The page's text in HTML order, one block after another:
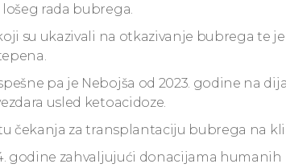
rada bubrega.
su ukazivali na otkazivanje bubrega te
pa je Nebojša od 2023. godine na
usled ketoacidoze.
čekanja za transplantaciju bubrega na
godine zahvaljujući donacijama humanih